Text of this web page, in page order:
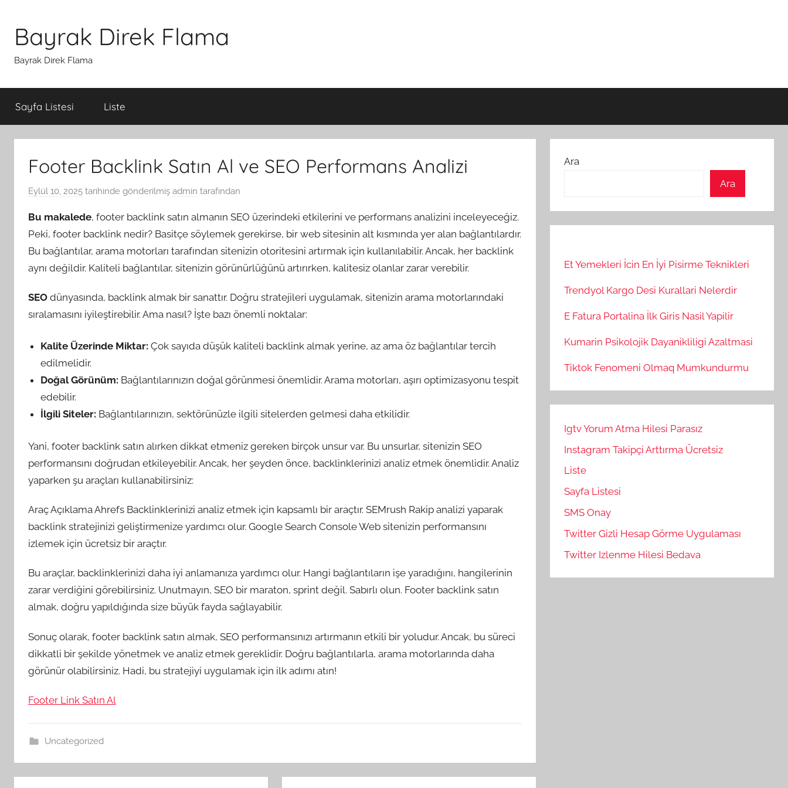
Bayrak Direk Flama
Bayrak Direk Flama
Sayfa Listesi Liste
Footer Backlink Satın Al ve SEO Performans Analizi
Eylül 10, 2025 tarihinde gönderilmiş admin tarafından
Bu makalede, footer backlink satın almanın SEO üzerindeki etkilerini ve performans analizini inceleyeceğiz.
Peki, footer backlink nedir? Basitçe söylemek gerekirse, bir web sitesinin alt kısmında yer alan bağlantılardır.
Bu bağlantılar, arama motorları tarafından sitenizin otoritesini artırmak için kullanılabilir. Ancak, her backlink
aynı değildir. Kaliteli bağlantılar, sitenizin görünürlüğünü artırırken, kalitesiz olanlar zarar verebilir.
SEO dünyasında, backlink almak bir sanattır. Doğru stratejileri uygulamak, sitenizin arama motorlarındaki
sıralamasını iyileştirebilir. Ama nasıl? İşte bazı önemli noktalar:
Kalite Üzerinde Miktar: Çok sayıda düşük kaliteli backlink almak yerine, az ama öz bağlantılar tercih
edilmelidir.
Doğal Görünüm: Bağlantılarınızın doğal görünmesi önemlidir. Arama motorları, aşırı optimizasyonu tespit
edebilir.
İlgili Siteler: Bağlantılarınızın, sektörünüzle ilgili sitelerden gelmesi daha etkilidir.
Yani, footer backlink satın alırken dikkat etmeniz gereken birçok unsur var. Bu unsurlar, sitenizin SEO
performansını doğrudan etkileyebilir. Ancak, her şeyden önce, backlinklerinizi analiz etmek önemlidir. Analiz
yaparken şu araçları kullanabilirsiniz:
Araç Açıklama Ahrefs Backlinklerinizi analiz etmek için kapsamlı bir araçtır. SEMrush Rakip analizi yaparak
backlink stratejinizi geliştirmenize yardımcı olur. Google Search Console Web sitenizin performansını
izlemek için ücretsiz bir araçtır.
Bu araçlar, backlinklerinizi daha iyi anlamanıza yardımcı olur. Hangi bağlantıların işe yaradığını, hangilerinin
zarar verdiğini görebilirsiniz. Unutmayın, SEO bir maraton, sprint değil. Sabırlı olun. Footer backlink satın
almak, doğru yapıldığında size büyük fayda sağlayabilir.
Sonuç olarak, footer backlink satın almak, SEO performansınızı artırmanın etkili bir yoludur. Ancak, bu süreci
dikkatli bir şekilde yönetmek ve analiz etmek gereklidir. Doğru bağlantılarla, arama motorlarında daha
görünür olabilirsiniz. Hadi, bu stratejiyi uygulamak için ilk adımı atın!
Footer Link Satın Al
Uncategorized
Ara
Ara
Et Yemekleri İcin En İyi Pisirme Teknikleri
Trendyol Kargo Desi Kurallari Nelerdir
E Fatura Portalina İlk Giris Nasil Yapilir
Kumarin Psikolojik Dayanikliligi Azaltmasi
Tiktok Fenomeni Olmaq Mumkundurmu
Igtv Yorum Atma Hilesi Parasız
Instagram Takipçi Arttırma Ücretsiz
Liste
Sayfa Listesi
SMS Onay
Twitter Gizli Hesap Görme Uygulaması
Twitter Izlenme Hilesi Bedava